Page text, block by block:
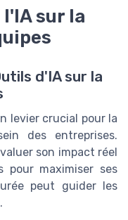
sur la
d'IA sur la
levier crucial pour la
des entreprises.
son impact réel
pour maximiser ses
peut guider les